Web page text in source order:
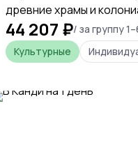
древние храмы и
архитектура
а шумный базар Петтах
тишиной парка у океана.
пульс этого портового
44 207 ₽/ за группу
Культурные